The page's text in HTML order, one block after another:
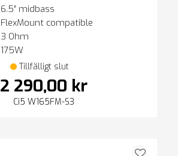
6.5″ midbass
FlexMount compatible
3 Ohm
175W
Tillfälligt slut
2 290,00 kr
Ci5 W165FM-S3